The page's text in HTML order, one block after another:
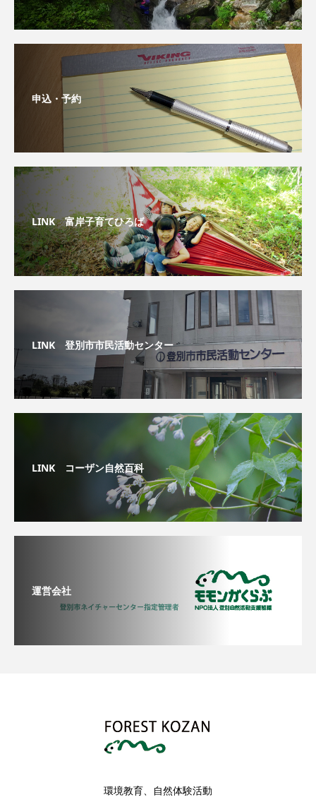
申込・予約
LINK 富岸子育てひろば
LINK 登別市市民活動センター
LINK コーザン自然百科
運営会社
環境教育、自然体験活動